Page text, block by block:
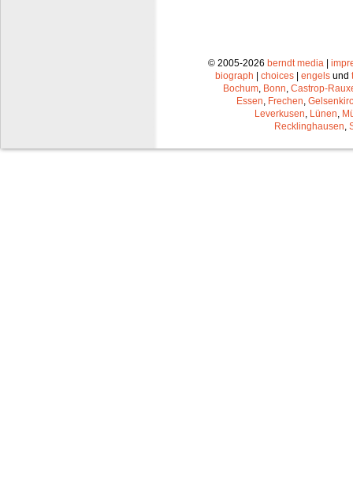
© 2005-2026 berndt media|
biograph
choices engels und
Bochum, Bonn, Castrop-
Essen, Frechen,
Leverkusen, Lünen,
Recklinghausen,